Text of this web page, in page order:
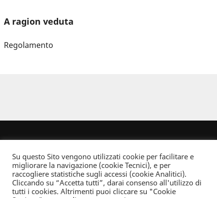
A ragion veduta
Regolamento
Dove non indicato altrimenti quest’opera è distribuita con Licenza
Creative Commons Attribuzione - Non commerciale - Non opere derivate 2.5 Italia
Su questo Sito vengono utilizzati cookie per facilitare e
migliorare la navigazione (cookie Tecnici), e per
raccogliere statistiche sugli accessi (cookie Analitici).
Cliccando su “Accetta tutti”, darai consenso all'utilizzo di
tutti i cookies. Altrimenti puoi cliccare su "Cookie